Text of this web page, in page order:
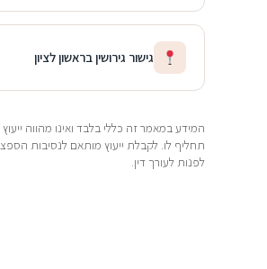
גישור גירושין בראשון לציון
המידע במאמר זה כללי בלבד ואינו מהווה
תחליף לו. לקבלת ייעוץ מותאם לנסיבות
לפנות לעורך דין.